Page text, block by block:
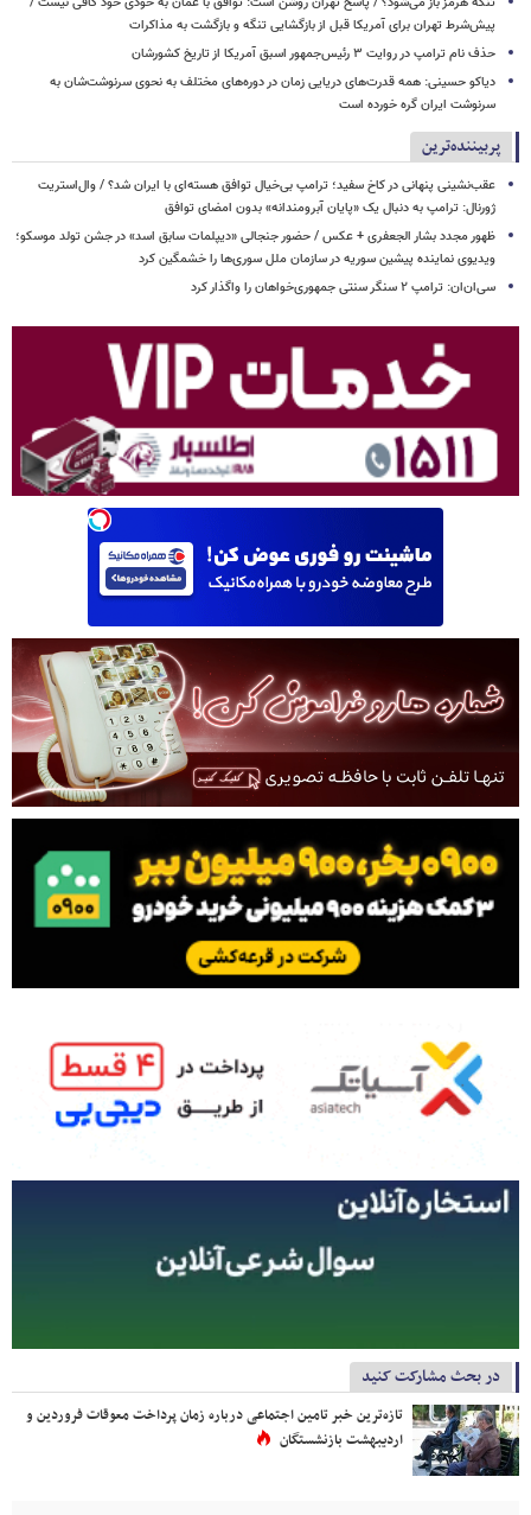
پیش‌شرط تهران برای آمریکا قبل از بازگشایی تنگه و بازگشت به مذاکرات
حذف نام ترامپ در روایت ۳ رئیس‌جمهور اسبق آمریکا از تاریخ کشورشان
دیاکو حسینی: همه قدرت‌های دریایی زمان در دوره‌های مختلف به نحوی سرنوشت‌شان به
سرنوشت ایران گره خورده است
پربیننده‌ترین
عقب‌نشینی پنهانی در کاخ سفید؛ ترامپ بی‌خیال توافق هسته‌ای با ایران شد؟ / وال‌استریت
ژورنال: ترامپ به دنبال یک «پایان آبرومندانه» بدون امضای توافق
ظهور مجدد بشار الجعفری + عکس / حضور جنجالی «دیپلمات سابق اسد» در جشن تولد موسکو؛
ویدیوی نماینده پیشین سوریه در سازمان ملل سوری‌ها را خشمگین کرد
سی‌ان‌ان: ترامپ ۲ سنگر سنتی جمهوری‌خواهان را واگذار کرد
در بحث مشارکت کنید
تازه‌ترین خبر تامین اجتماعی درباره زمان پرداخت معوقات فروردین و
اردیبهشت بازنشستگان